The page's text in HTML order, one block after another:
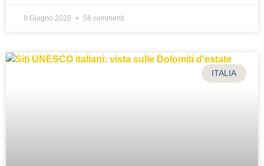
8 Giugno 2020 58 commenti
ITALIA